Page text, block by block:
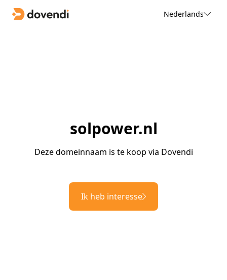
Nederlands
solpower.nl
Deze domeinnaam is te koop via Dovendi
Ik heb interesse